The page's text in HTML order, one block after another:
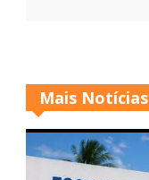
Mais Notícias